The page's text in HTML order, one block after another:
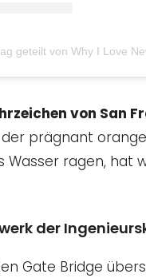
geteilt von Why I Love
von San
der prägnant
Wasser ragen, hat
der
Gate Bridge